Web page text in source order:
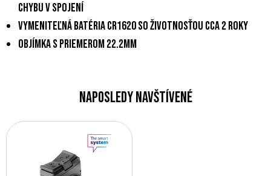
chybu v spojení
vymeniteľná batéria CR1620 so životnosťou cca 2 roky
objímka s priemerom 22.2mm
Naposledy navštívené